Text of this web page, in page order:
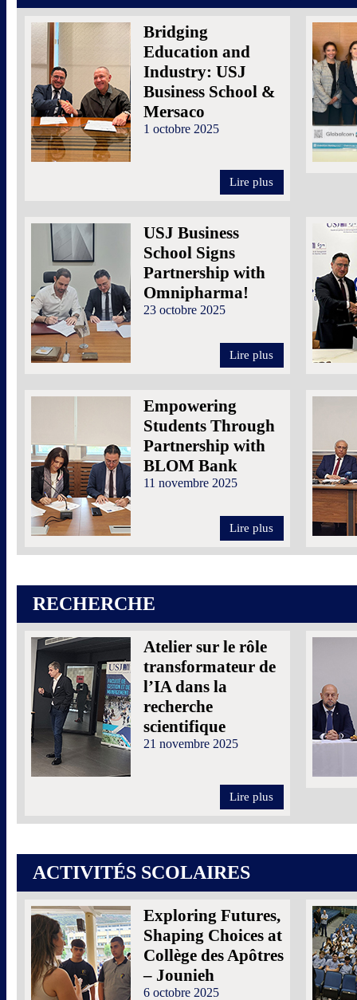
Bridging
Education and
Industry: USJ
Business School &
Mersaco
1 octobre 2025
Lire plus
USJ Business
School Signs
Partnership with
Omnipharma!
23 octobre 2025
Lire plus
Empowering
Students Through
Partnership with
BLOM Bank
11 novembre 2025
Lire plus
RECHERCHE
Atelier sur le rôle
transformateur de
l’IA dans la
recherche
scientifique
21 novembre 2025
Lire plus
ACTIVITÉS SCOLAIRES
Exploring Futures,
Shaping Choices at
Collège des Apôtres
– Jounieh
6 octobre 2025